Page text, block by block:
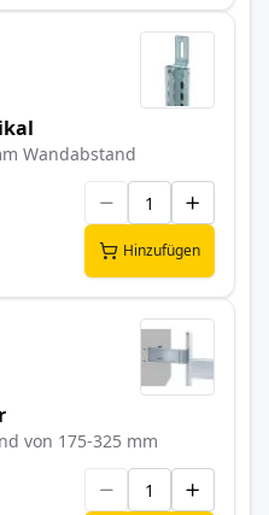
Wandabstand
Hinzufügen
von 175-325 mm